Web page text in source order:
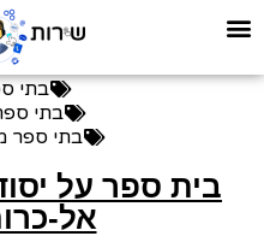
בתי
בתי
בתי ספר
בית ספר על
אל-